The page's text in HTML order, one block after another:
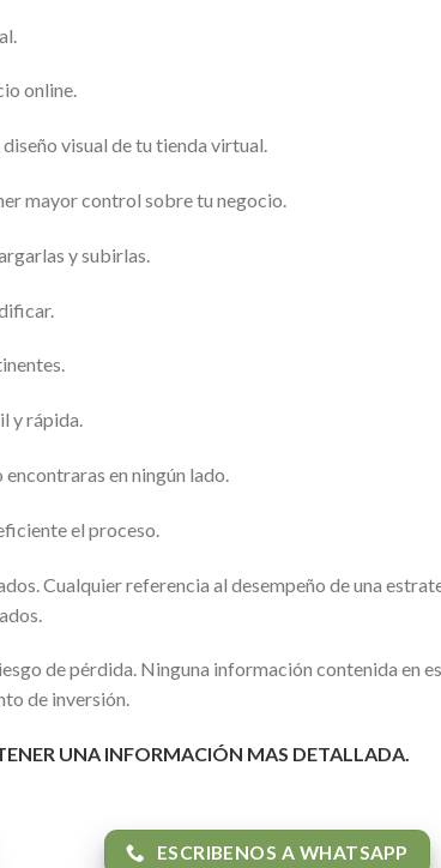
online.
visual de tu tienda virtual.
mayor control sobre tu negocio.
y subirlas.
y rápida.
en ningún lado.
el proceso.
Cualquier referencia al desempeño de una
de pérdida. Ninguna información contenida en
de inversión.
UNA INFORMACIÓN MAS DETALLADA.
ESCRIBENOS A WHATSAPP